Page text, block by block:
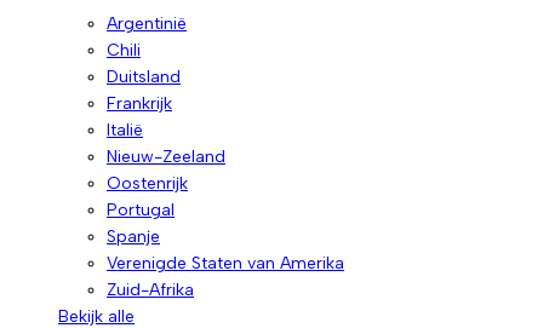
Argentinië
Chili
Duitsland
Frankrijk
Italië
Nieuw-Zeeland
Oostenrijk
Portugal
Spanje
Verenigde Staten van Amerika
Zuid-Afrika
Bekijk alle